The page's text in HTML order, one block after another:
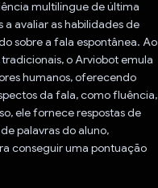
multilíngue de última
avaliar as habilidades de
sobre a fala espontânea. Ao
o Arviobot emula
humanos, oferecendo
da fala, como fluência,
ele fornece respostas de
palavras do aluno,
conseguir uma pontuação